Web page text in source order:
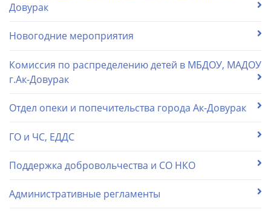
Довурак
Новогодние мероприятия
Комиссия по распределению детей в МБДОУ, МАДОУ
г.Ак-Довурак
Отдел опеки и попечительства города Ак-Довурак
ГО и ЧС, ЕДДС
Поддержка добровольчества и СО НКО
Административные регламенты